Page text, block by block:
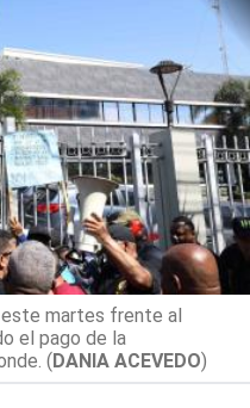
martes frente al
el pago de la
(DANIA ACEVEDO)